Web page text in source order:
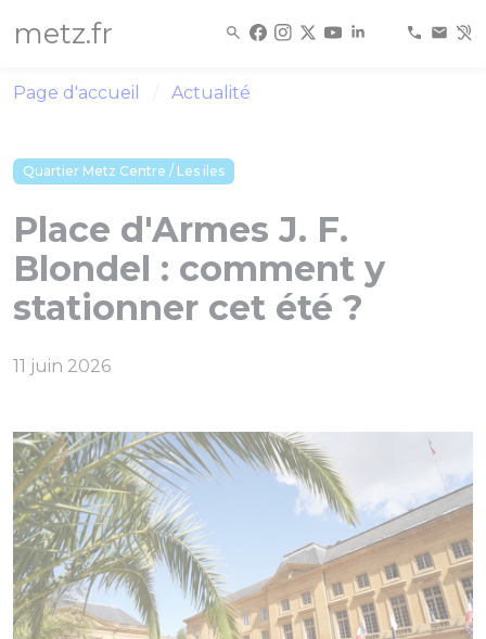
metz.fr
Page d'accueil Actualité
Quartier Metz Centre / Les iles
Place d'Armes J. F.
Blondel : comment y
stationner cet été ?
11 juin 2026